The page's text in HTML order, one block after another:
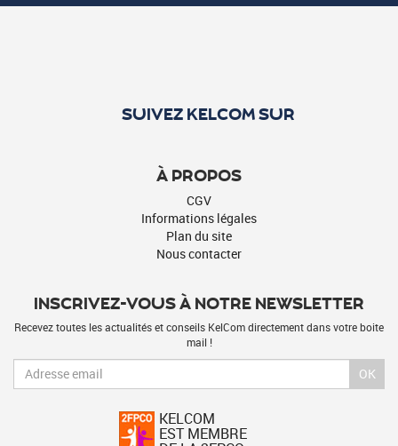
SUIVEZ KELCOM SUR
À PROPOS
CGV
Informations légales
Plan du site
Nous contacter
INSCRIVEZ-VOUS À NOTRE NEWSLETTER
Recevez toutes les actualités et conseils KelCom directement dans votre boite
mail !
OK
KELCOM
EST MEMBRE